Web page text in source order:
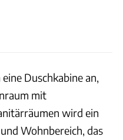
Duschkabine an,
mit
wird ein
Wohnbereich, das